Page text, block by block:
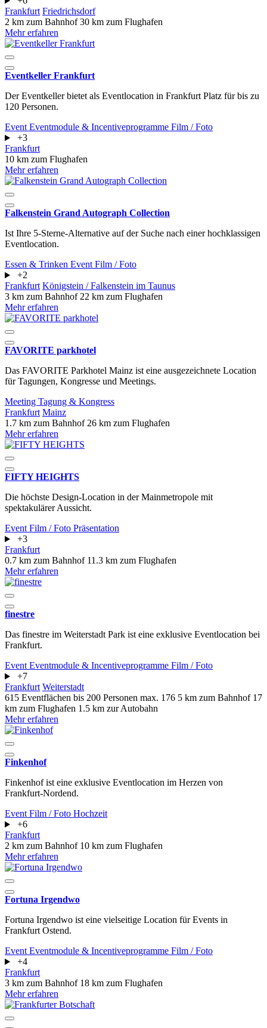
Frankfurt Friedrichsdorf
2 km zum Bahnhof30 km zum Flughafen
Mehr erfahren
Eventkeller Frankfurt
Der Eventkeller bietet als Eventlocation in Frankfurt Platz für bis zu
120 Personen.
Event Eventmodule & Incentiveprogramme Film / Foto
+3
Frankfurt
10 km zum Flughafen
Mehr erfahren
Falkenstein Grand Autograph Collection
Ist Ihre 5-Sterne-Alternative auf der Suche nach einer hochklassigen
Eventlocation.
Essen & Trinken Event Film / Foto
+2
Frankfurt Königstein / Falkenstein im Taunus
3 km zum Bahnhof 22 km zum Flughafen
Mehr erfahren
FAVORITE parkhotel
Das FAVORITE Parkhotel Mainz ist eine ausgezeichnete Location
für Tagungen, Kongresse und Meetings.
Meeting Tagung & Kongress
Frankfurt Mainz
1.7 km zum Bahnhof 26 km zum Flughafen
Mehr erfahren
FIFTY HEIGHTS
Die höchste Design-Location in der Mainmetropole mit
spektakulärer Aussicht.
Event Film / Foto Präsentation
+3
Frankfurt
0.7 km zum Bahnhof 11.3 km zum Flughafen
Mehr erfahren
finestre
Das finestre im Weiterstadt Park ist eine exklusive Eventlocation bei
Frankfurt.
Event Eventmodule & Incentiveprogramme Film / Foto
+7
Frankfurt Weiterstadt
615 Eventflächen bis 200 Personen max. 176 5 km zum Bahnhof 17
km zum Flughafen 1.5 km zur Autobahn
Mehr erfahren
Finkenhof
Finkenhof ist eine exklusive Eventlocation im Herzen von
Frankfurt-Nordend.
Event Film / Foto Hochzeit
+6
Frankfurt
2 km zum Bahnhof 10 km zum Flughafen
Mehr erfahren
Fortuna Irgendwo
Fortuna Irgendwo ist eine vielseitige Location für Events in
Frankfurt Ostend.
Event Eventmodule & Incentiveprogramme Film / Foto
+4
Frankfurt
3 km zum Bahnhof 18 km zum Flughafen
Mehr erfahren